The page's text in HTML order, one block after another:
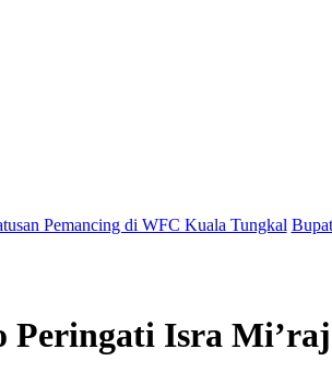
di WFC Kuala Tungkal Bupati Anwar
Peringati Isra